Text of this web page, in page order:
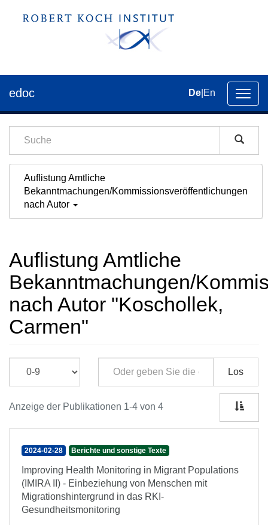
der
edoc De En
Auflistung Amtliche
Bekanntmachungen/Kommissionsveröffentlichungen
nach Autor
Auflistung Amtliche
Bekanntmachungen/
nach Autor "Koschollek,
Carmen"
Los
Anzeige der Publikationen 1-4 von 4
2024-02-28 Berichte und sonstige Texte
Improving Health Monitoring in Migrant Populations
(IMIRA II) - Einbeziehung von Menschen mit
Migrationshintergrund in das RKI-
Gesundheitsmonitoring